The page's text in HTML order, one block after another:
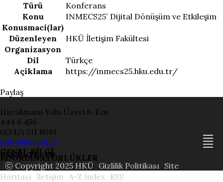
Türü
Konferans
Konu
INMECS25′ Dijital Dönüşüm ve Etkileşim
Konusmaci(lar)
Düzenleyen
HKÜ İletişim Fakültesi
Organizasyon
Dil
Türkçe
Açiklama
https://inmecs25.hku.edu.tr/
Paylaş
Havalimanı Yolu Üzeri 8. Km
444 6 458
0(342) 211 8081
info@hku.edu.tr
GENEL BİLGİ
FAKÜLTELER
KOORDİNATÖRLÜKLER
ⓒ Copyright 2025 HKÜ Gizlilik Politikası Site
Haritası İletişim A-Z İndex RSS